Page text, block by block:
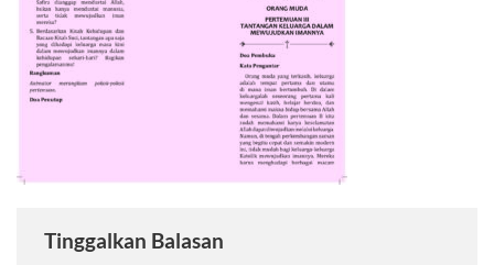
Tinggalkan Balasan